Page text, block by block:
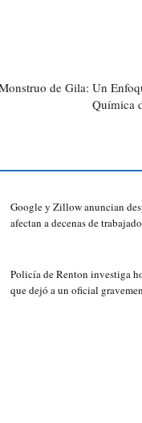
de Gila: Un
Química
Google y Zillow anuncian
afectan a decenas de
Policía de Renton investiga
que dejó a un oficial